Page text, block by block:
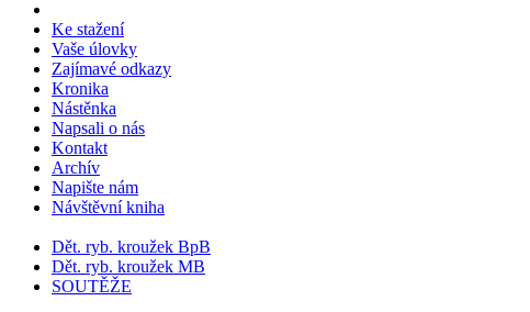
Ke stažení
Vaše úlovky
Zajímavé odkazy
Kronika
Nástěnka
Napsali o nás
Kontakt
Archív
Napište nám
Návštěvní kniha
Dět. ryb. kroužek BpB
Dět. ryb. kroužek MB
SOUTĚŽE